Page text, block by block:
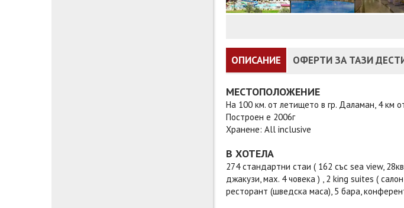
ОПИСАНИЕ ОФЕРТИ ЗА ТАЗИ
МЕСТОПОЛОЖЕНИЕ
На 100 км. от летището в гр. Даламан, 4 км
Построен е 2006г
Хранене: All inclusive
В ХОТЕЛА
274 стандартни стаи ( 162 със sea view,
джакузи, маx. 4 човека ) , 2 king suites (
ресторант (шведска маса), 5 бара,